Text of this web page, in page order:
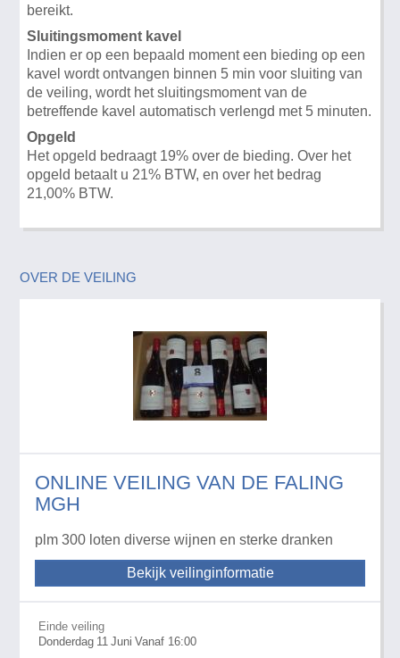
bereikt.
Sluitingsmoment kavel
Indien er op een bepaald moment een bieding op een
kavel wordt ontvangen binnen 5 min voor sluiting van
de veiling, wordt het sluitingsmoment van de
betreffende kavel automatisch verlengd met 5 minuten.
Opgeld
Het opgeld bedraagt 19% over de bieding. Over het
opgeld betaalt u 21% BTW, en over het bedrag
21,00% BTW.
OVER DE VEILING
ONLINE VEILING VAN DE FALING
MGH
plm 300 loten diverse wijnen en sterke dranken
Bekijk veilinginformatie
Einde veiling
Donderdag 11 Juni Vanaf 16:00